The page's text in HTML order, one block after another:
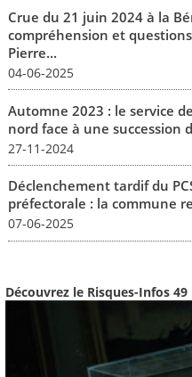
Crue du 21 juin 2024 à la
compréhension et
Pierre...
04-06-2025
Automne 2023 : le service
nord face à une succession
27-11-2024
Déclenchement tardif du
préfectorale : la commune
07-06-2025
Découvrez le Risques-Infos 49